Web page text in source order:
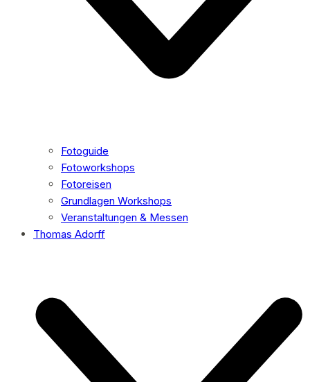
Fotoguide
Fotoworkshops
Fotoreisen
Grundlagen Workshops
Veranstaltungen & Messen
Thomas Adorff